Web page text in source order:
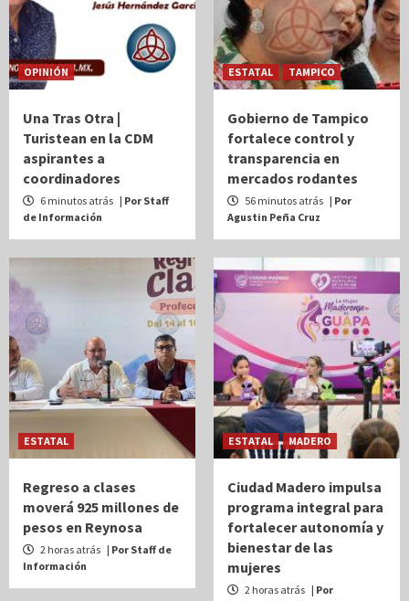
OPINIÓN
Una Tras Otra |
Turistean en la CDM
aspirantes a
coordinadores
6 minutos atrás | Por Staff
de Información
ESTATAL TAMPICO
Gobierno de Tampico
fortalece control y
transparencia en
mercados rodantes
56 minutos atrás | Por
Agustin Peña Cruz
ESTATAL
Regreso a clases
moverá 925 millones de
pesos en Reynosa
2 horas atrás | Por Staff de
Información
ESTATAL MADERO
Ciudad Madero impulsa
programa integral para
fortalecer autonomía y
bienestar de las
mujeres
2 horas atrás | Por